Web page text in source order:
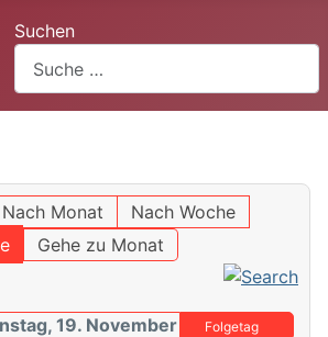
Suchen
Nach Monat
Nach Woche
Gehe zu Monat
19. November
Folgetag